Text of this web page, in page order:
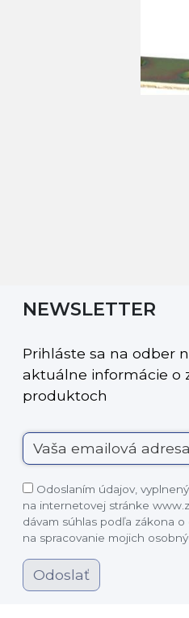
NEWSLETTER
Prihláste sa na odber
aktuálne informácie o
produktoch
Odoslaním údajov,
na internetovej stránke
dávam súhlas podľa zákona
na spracovanie mojich
Odoslať